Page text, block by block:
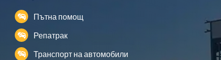
Пътна помощ
Репатрак
Транспорт на автомобили